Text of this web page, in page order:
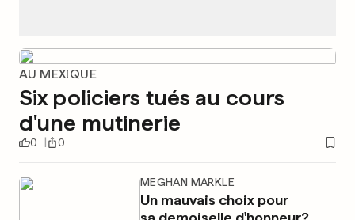
AU MEXIQUE
Six policiers tués au cours
d'une mutinerie
0 0
MEGHAN MARKLE
Un mauvais choix pour